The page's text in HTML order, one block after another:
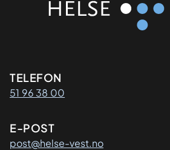
Kontaktinformasjon
TELEFON
51 96 38 00
E-POST
post@helse-vest.no